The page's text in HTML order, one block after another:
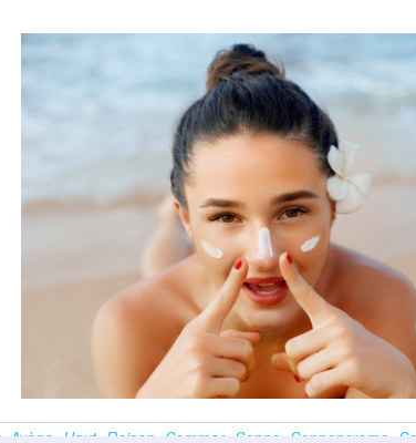
Avène Haut Reisen Sommer Sonne Sonnencreme